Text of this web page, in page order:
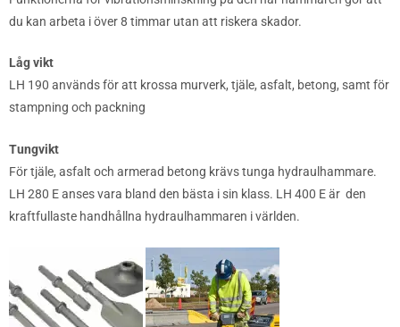
du kan arbeta i över 8 timmar utan att riskera skador.
Låg vikt
LH 190 används för att krossa murverk, tjäle, asfalt, betong, samt för
stampning och packning
Tungvikt
För tjäle, asfalt och armerad betong krävs tunga hydraulhammare.
LH 280 E anses vara bland den bästa i sin klass. LH 400 E är den
kraftfullaste handhållna hydraulhammaren i världen.